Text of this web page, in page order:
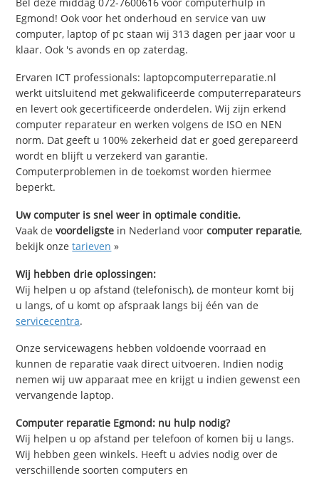
Egmond! Ook voor het onderhoud en service van uw
computer, laptop of pc staan wij 313 dagen per jaar voor u
klaar. Ook 's avonds en op zaterdag.
Ervaren ICT professionals: laptopcomputerreparatie.nl
werkt uitsluitend met gekwalificeerde computerreparateurs
en levert ook gecertificeerde onderdelen. Wij zijn erkend
computer reparateur en werken volgens de ISO en NEN
norm. Dat geeft u 100% zekerheid dat er goed gerepareerd
wordt en blijft u verzekerd van garantie.
Computerproblemen in de toekomst worden hiermee
beperkt.
Uw computer is snel weer in optimale conditie.
Vaak devoordeligste in Nederland voorcomputer reparatie,
bekijk onzetarieven »
Wij hebben drie oplossingen:
Wij helpen u op afstand (telefonisch), de monteur komt bij
u langs, of u komt op afspraak langs bij één van de
servicecentra.
Onze servicewagens hebben voldoende voorraad en
kunnen de reparatie vaak direct uitvoeren. Indien nodig
nemen wij uw apparaat mee en krijgt u indien gewenst een
vervangende laptop.
Computer reparatie Egmond: nu hulp nodig?
Wij helpen u op afstand per telefoon of komen bij u langs.
Wij hebben geen winkels. Heeft u advies nodig over de
verschillende soorten computers en